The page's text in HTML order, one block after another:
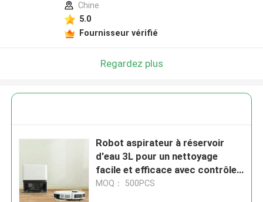
Chine
5.0
Fournisseur vérifié
Regardez plus
Robot aspirateur à réservoir
d'eau 3L pour un nettoyage
facile et efficace avec contrôle
APP
MOQ： 500PCS